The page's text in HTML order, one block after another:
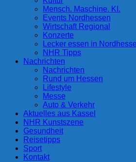
Mensch. Maschine. KI.
Events Nordhessen
Wirtschaft Regional
Konzerte
Lecker essen in
NHR Tipps
Nachrichten
Nachrichten
Rund um Hessen
Lifestyle
Messe
Auto & Verkehr
Aktuelles aus Kassel
NHR Kunstszene
Gesundheit
Reisetipps
Sport
Kontakt